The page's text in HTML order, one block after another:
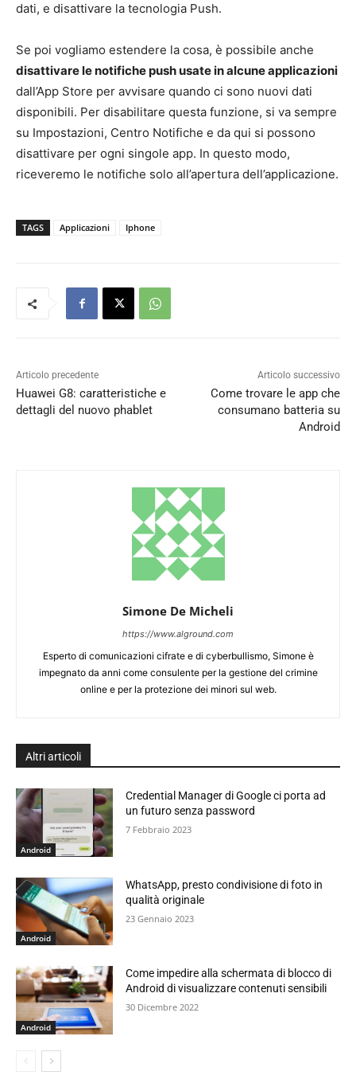
dati, e disattivare la tecnologia Push.
Se poi vogliamo estendere la cosa, è possibile anche
disattivare le notifiche push usate in alcune applicazioni
dall’App Store per avvisare quando ci sono nuovi dati
disponibili. Per disabilitare questa funzione, si va sempre
su Impostazioni, Centro Notifiche e da qui si possono
disattivare per ogni singole app. In questo modo,
riceveremo le notifiche solo all’apertura dell’applicazione.
TAGS Applicazioni Iphone
Articolo precedente
Huawei G8: caratteristiche e
dettagli del nuovo phablet
Articolo successivo
Come trovare le app che
consumano batteria su
Android
Simone De Micheli
https://www.alground.com
Esperto di comunicazioni cifrate e di cyberbullismo, Simone è
impegnato da anni come consulente per la gestione del crimine
online e per la protezione dei minori sul web.
Altri articoli
Android
Credential Manager di Google ci porta ad
un futuro senza password
7 Febbraio 2023
Android
WhatsApp, presto condivisione di foto in
qualità originale
23 Gennaio 2023
Android
Come impedire alla schermata di blocco di
Android di visualizzare contenuti sensibili
30 Dicembre 2022